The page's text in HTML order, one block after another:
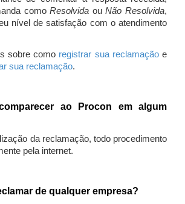
comoResolvida ouNão Resolvida,
nível de satisfação com o atendimento
sobre como registrar sua reclamaçãoe
sua reclamação.
ao Procon em algum
da reclamação, todo procedimento
pela internet.
de qualquer empresa?